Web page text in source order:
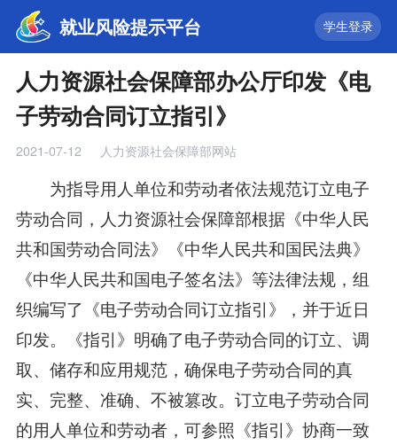
就业风险提示平台 学生登录
人力资源社会保障部办公厅印发《电
子劳动合同订立指引》
2021-07-12 人力资源社会保障部网站
为指导用人单位和劳动者依法规范订立电子
劳动合同，人力资源社会保障部根据《中华人民
共和国劳动合同法》《中华人民共和国民法典》
《中华人民共和国电子签名法》等法律法规，组
织编写了《电子劳动合同订立指引》，并于近日
印发。《指引》明确了电子劳动合同的订立、调
取、储存和应用规范，确保电子劳动合同的真
实、完整、准确、不被篡改。订立电子劳动合同
的用人单位和劳动者，可参照《指引》协商一致